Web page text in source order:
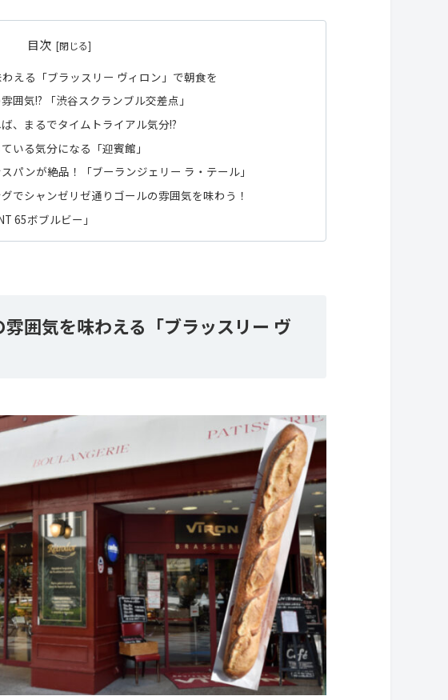
目次
える「ブラッスリー ヴィロン」で朝食を
囲気!? 「渋谷スクランブル交差点」
、まるでタイムトライアル気分!?
いる気分になる「迎賓館」
パンが絶品！「ブーランジェリー ラ・テール」
でシャンゼリゼ通りゴールの雰囲気を味わう！
65ボブルビー」
囲気を味わえる「ブラッスリー ヴ